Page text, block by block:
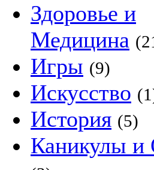
Здоровье и
Медицина
Игры (9)
Искусство
История (5)
Каникулы и